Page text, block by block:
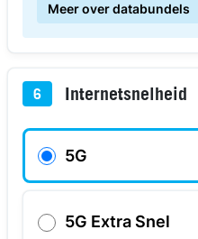
Meer over databundels
6 Internetsnelheid
5G
5G Extra Snel